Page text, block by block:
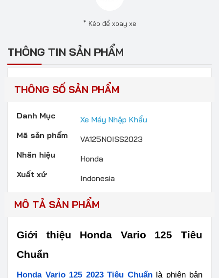
* Kéo để xoay xe
THÔNG TIN SẢN PHẨM
THÔNG SỐ SẢN PHẨM
Danh Mục
Xe Máy Nhập Khẩu
Mã sản phẩm
VA125NOISS2023
Nhãn hiệu
Honda
Xuất xứ
Indonesia
MÔ TẢ SẢN PHẨM
Giới thiệu Honda Vario 125 Tiêu
Chuẩn
Honda Vario 125 2023 Tiêu Chuẩnlà phiên bản